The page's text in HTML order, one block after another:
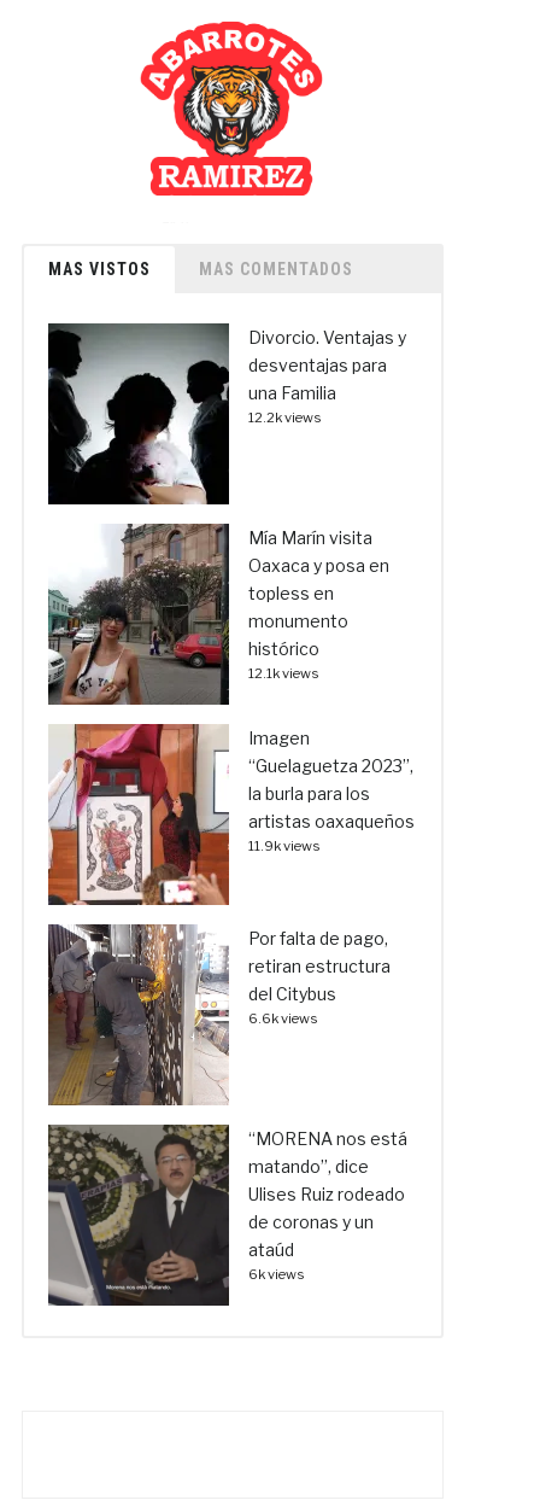
MAS VISTOS MAS COMENTADOS
Divorcio. Ventajas y
desventajas para
una Familia
12.2k views
Mía Marín visita
Oaxaca y posa en
topless en
monumento
histórico
12.1k views
Imagen
“Guelaguetza 2023”,
la burla para los
artistas oaxaqueños
11.9k views
Por falta de pago,
retiran estructura
del Citybus
6.6k views
“MORENA nos está
matando”, dice
Ulises Ruiz rodeado
de coronas y un
ataúd
6k views